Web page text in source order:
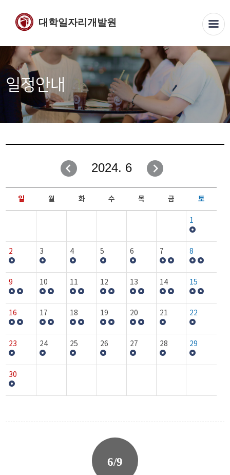
대학일자리개발원
일정안내
2024. 6
일 월 화 수 목 금 토
1
2 3 4 5 6 7 8
9 10 11 12 13 14 15
16 17 18 19 20 21 22
23 24 25 26 27 28 29
30
6/9